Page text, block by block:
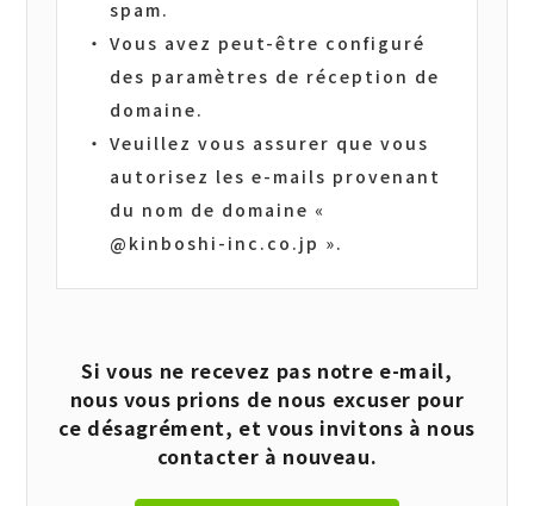
spam.
Vous avez peut-être configuré
des paramètres de réception de
domaine.
Veuillez vous assurer que vous
autorisez les e-mails provenant
du nom de domaine «
@kinboshi-inc.co.jp ».
Si vous ne recevez pas notre e-mail,
nous vous prions de nous excuser pour
ce désagrément, et vous invitons à nous
contacter à nouveau.